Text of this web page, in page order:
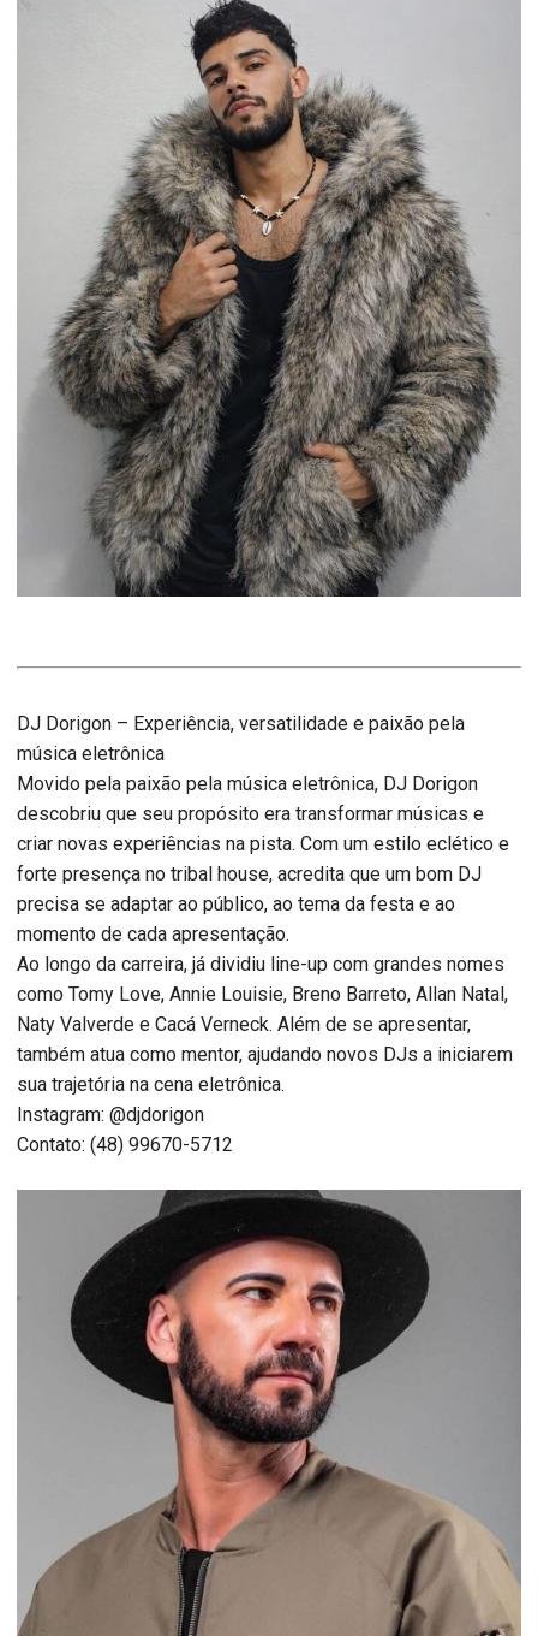
DJ Dorigon – Experiência, versatilidade e paixão pela
música eletrônica
Movido pela paixão pela música eletrônica, DJ Dorigon
descobriu que seu propósito era transformar músicas e
criar novas experiências na pista. Com um estilo eclético e
forte presença no tribal house, acredita que um bom DJ
precisa se adaptar ao público, ao tema da festa e ao
momento de cada apresentação.
Ao longo da carreira, já dividiu line-up com grandes nomes
como Tomy Love, Annie Louisie, Breno Barreto, Allan Natal,
Naty Valverde e Cacá Verneck. Além de se apresentar,
também atua como mentor, ajudando novos DJs a iniciarem
sua trajetória na cena eletrônica.
Instagram: @djdorigon
Contato: (48) 99670-5712